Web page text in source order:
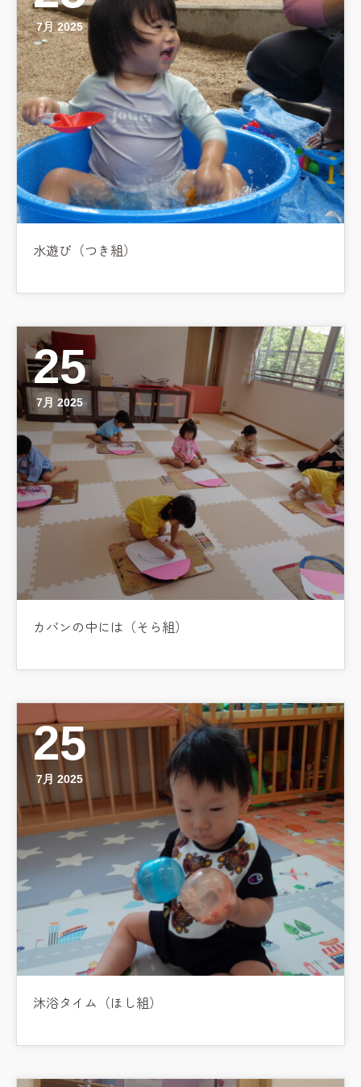
7月 2025
水遊び（つき組）
25
7月 2025
カバンの中には（そら組）
25
7月 2025
沐浴タイム（ほし組）
お知らせ
園児募集要項
教職員募集
園のこと
園舎案内
安⼼・安全対策
給⾷
課外教室
理事長のことば
教育と保育
美⽊多幼稚園の理想